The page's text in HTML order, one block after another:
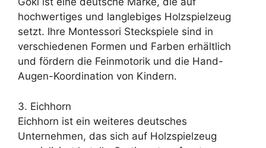
hochwertiges und langlebiges Holzspielzeug
setzt. Ihre Montessori Steckspiele sind in
verschiedenen Formen und Farben erhältlich
und fördern die Feinmotorik und die Hand-
Augen-Koordination von Kindern.
3. Eichhorn
Eichhorn ist ein weiteres deutsches
Unternehmen, das sich auf Holzspielzeug